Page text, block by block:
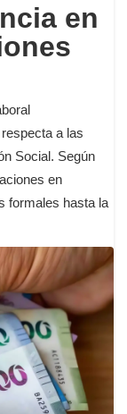
en
a las
Social. Según
en
formales hasta la